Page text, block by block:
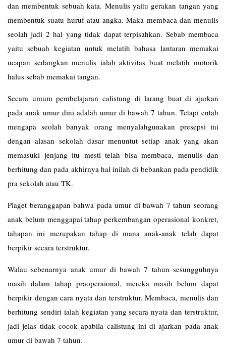
dan membentuk sebuah kata. Menulis yaitu gerakan tangan yang
membentuk suatu huruf atau angka. Maka membaca dan menulis
seolah jadi 2 hal yang tidak dapat terpisahkan. Sebab membaca
yaitu sebuah kegiatan untuk melatih bahasa lantaran memakai
ucapan sedangkan menulis ialah aktivitas buat melatih motorik
halus sebab memakai tangan.
Secara umum pembelajaran calistung di larang buat di ajarkan
pada anak umur dini adalah umur di bawah 7 tahun. Tetapi entah
mengapa seolah banyak orang menyalahgunakan presepsi ini
dengan alasan sekolah dasar menuntut setiap anak yang akan
memasuki jenjang itu mesti telah bisa membaca, menulis dan
berhitung dan pada akhirnya hal inilah di bebankan pada pendidik
pra sekolah atau TK.
Piaget beranggapan bahwa pada umur di bawah 7 tahun seorang
anak belum menggapai tahap perkembangan operasional konkret,
tahapan ini merupakan tahap di mana anak-anak telah dapat
berpikir secara terstruktur.
Walau sebenarnya anak umur di bawah 7 tahun sesungguhnya
masih dalam tahap praoperaional, mereka masih belum dapat
berpikir dengan cara nyata dan terstruktur. Membaca, menulis dan
berhitung sendiri ialah kegiatan yang secara nyata dan terstruktur,
jadi jelas tidak cocok apabila calistung ini di ajarkan pada anak
umur di bawah 7 tahun.